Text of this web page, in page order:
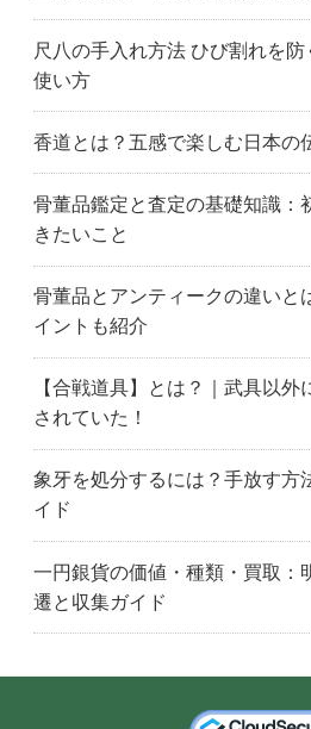
尺八の手入れ方法 ひび割れを
使い方
香道とは？五感で楽しむ日本の
骨董品鑑定と査定の基礎知識：
きたいこと
骨董品とアンティークの違いと
イントも紹介
【合戦道具】とは？｜武具以外
されていた！
象牙を処分するには？手放す方
イド
一円銀貨の価値・種類・買取：
遷と収集ガイド